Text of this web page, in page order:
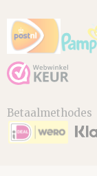
Betaalmethodes